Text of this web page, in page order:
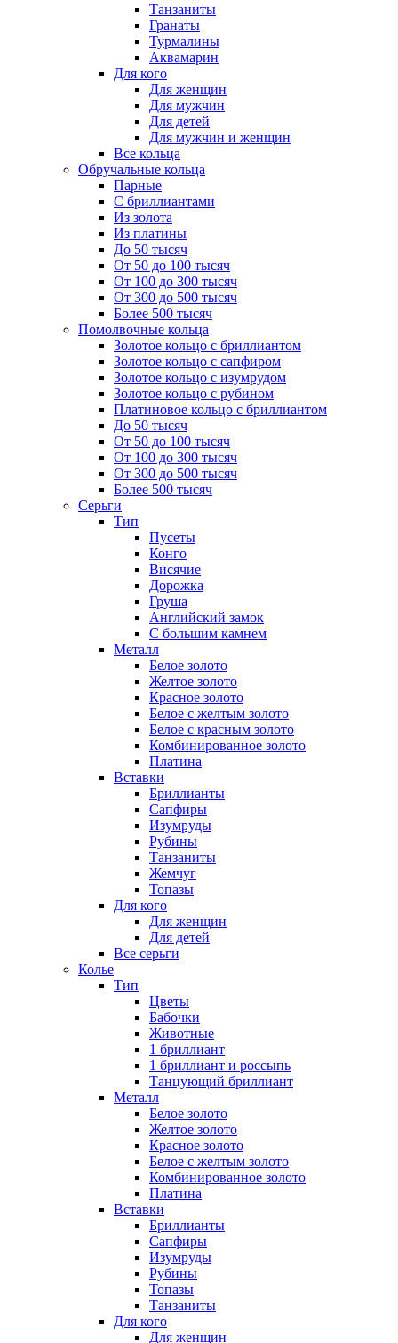
Танзаниты
Гранаты
Турмалины
Аквамарин
Для кого
Для женщин
Для мужчин
Для детей
Для мужчин и женщин
Все кольца
Обручальные кольца
Парные
С бриллиантами
Из золота
Из платины
До 50 тысяч
От 50 до 100 тысяч
От 100 до 300 тысяч
От 300 до 500 тысяч
Более 500 тысяч
Помолвочные кольца
Золотое кольцо с бриллиантом
Золотое кольцо с сапфиром
Золотое кольцо с изумрудом
Золотое кольцо с рубином
Платиновое кольцо с бриллиантом
До 50 тысяч
От 50 до 100 тысяч
От 100 до 300 тысяч
От 300 до 500 тысяч
Более 500 тысяч
Серьги
Тип
Пусеты
Конго
Висячие
Дорожка
Груша
Английский замок
С большим камнем
Металл
Белое золото
Желтое золото
Красное золото
Белое с желтым золото
Белое с красным золото
Комбинированное золото
Платина
Вставки
Бриллианты
Сапфиры
Изумруды
Рубины
Танзаниты
Жемчуг
Топазы
Для кого
Для женщин
Для детей
Все серьги
Колье
Тип
Цветы
Бабочки
Животные
1 бриллиант
1 бриллиант и россыпь
Танцующий бриллиант
Металл
Белое золото
Желтое золото
Красное золото
Белое с желтым золото
Комбинированное золото
Платина
Вставки
Бриллианты
Сапфиры
Изумруды
Рубины
Топазы
Танзаниты
Для кого
Для женщин